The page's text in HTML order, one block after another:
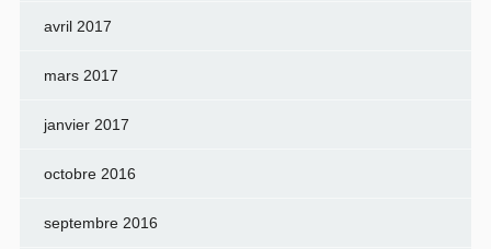
avril 2017
mars 2017
janvier 2017
octobre 2016
septembre 2016